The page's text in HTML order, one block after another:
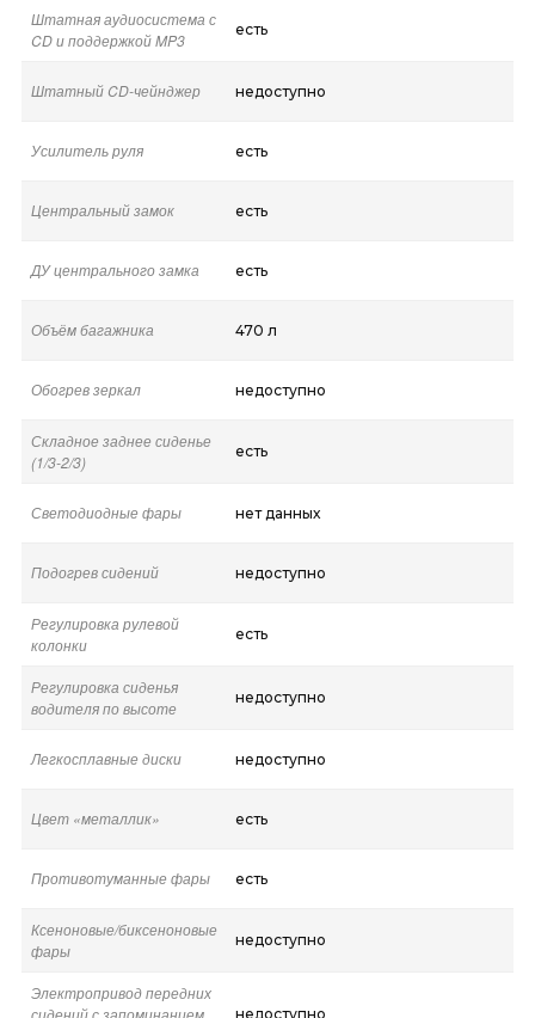
Штатная аудиосистема с
CD и поддержкой MP3
есть
Штатный CD-чейнджер недоступно
Усилитель руля есть
Центральный замок есть
ДУ центрального замка есть
Объём багажника 470 л
Обогрев зеркал недоступно
Складное заднее сиденье
(1/3-2/3)
есть
Светодиодные фары нет данных
Подогрев сидений недоступно
Регулировка рулевой
колонки
есть
Регулировка сиденья
водителя по высоте
недоступно
Легкосплавные диски недоступно
Цвет «металлик» есть
Противотуманные фары есть
Ксеноновые/биксеноновые
фары
недоступно
Электропривод передних
сидений с запоминанием
недоступно